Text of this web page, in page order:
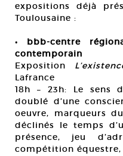
expositions déjà
Toulousaine :
• bbb-centre
contemporain
Exposition
Lafrance
18h – 23h: Le sens
doublé d’une
oeuvre, marqueurs
déclinés le temps
présence, jeu
compétition